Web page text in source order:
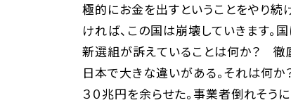
極的にお金を出すということをやり続
ければ、この国は崩壊していきます。
新選組が訴えていることは何か？ 徹
日本で大きな違いがある。それは何
３０兆円を余らせた。事業者倒れそう